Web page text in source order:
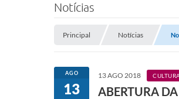
Notícias
Principal Notícias
AGO
13
13 AGO 2018
ABERTURA